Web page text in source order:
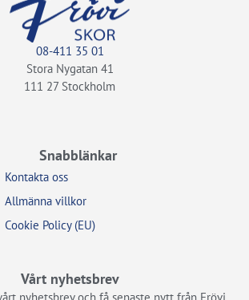
08-411 35 01
Stora Nygatan 41
111 27 Stockholm
Snabblänkar
Kontakta oss
Allmänna villkor
Cookie Policy (EU)
Vårt nyhetsbrev